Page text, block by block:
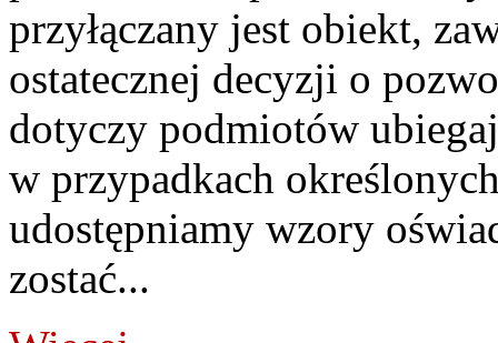
przyłączany jest obiekt,
ostatecznej decyzji o
dotyczy podmiotów
w przypadkach
udostępniamy wzory
zostać...